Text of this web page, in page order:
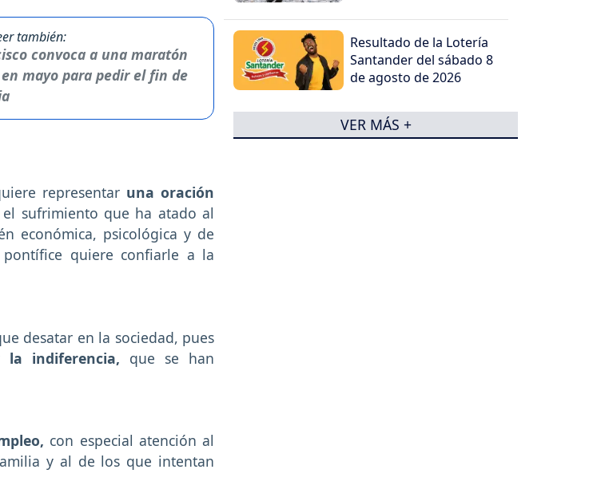
también:
convoca a una maratón
mayo para pedir el fin de
representar una oración
el sufrimiento que ha atado al
económica, psicológica y de
quiere confiarle a la
desatar en la sociedad, pues
indiferencia, que se han
con especial atención al
y al de los que intentan
Resultado de la Lotería
Santander del sábado 8
de agosto de 2026
VER MÁS +